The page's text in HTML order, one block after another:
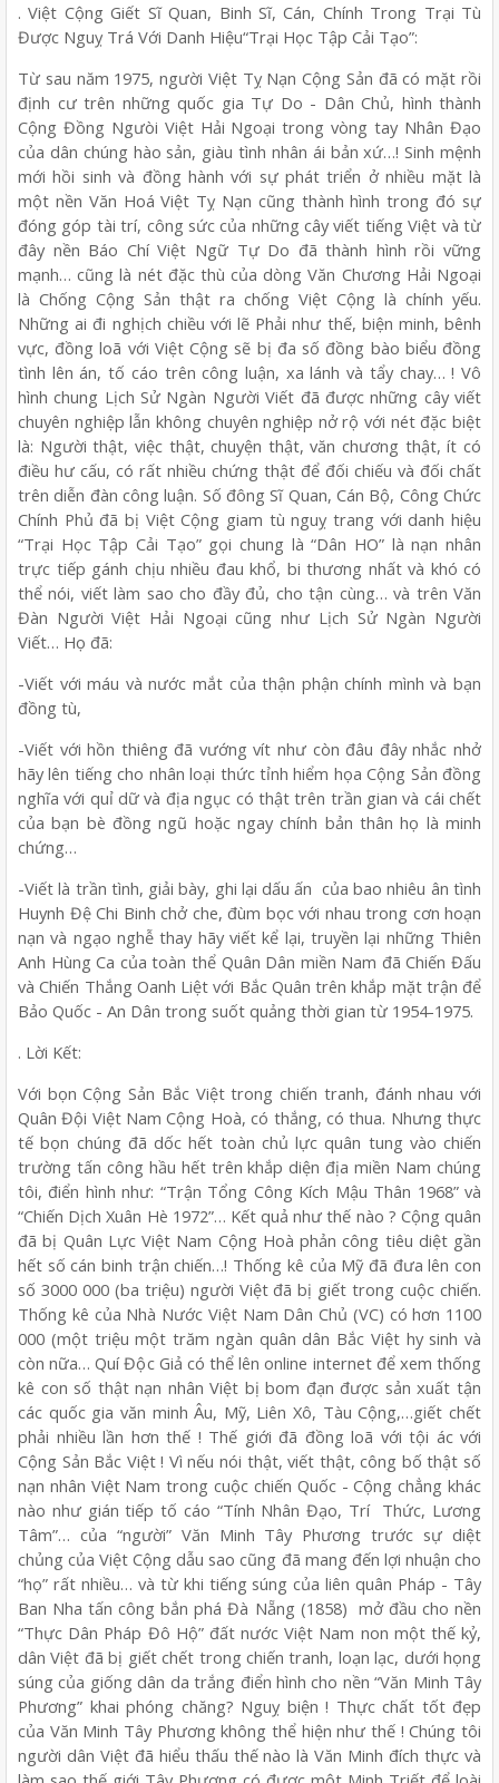
. Việt Cộng Giết Sĩ Quan, Binh Sĩ, Cán, Chính Trong Trại Tù
Được Nguỵ Trá Với Danh Hiệu“Trại Học Tập Cải Tạo”:
Từ sau năm 1975, người Việt Tỵ Nạn Cộng Sản đã có mặt rồi
định cư trên những quốc gia Tự Do - Dân Chủ, hình thành
Cộng Đồng Ngưòi Việt Hải Ngoại trong vòng tay Nhân Đạo
của dân chúng hào sản, giàu tình nhân ái bản xứ…! Sinh mệnh
mới hồi sinh và đồng hành với sự phát triển ở nhiều mặt là
một nền Văn Hoá Việt Tỵ Nạn cũng thành hình trong đó sự
đóng góp tài trí, công sức của những cây viết tiếng Việt và từ
đây nền Báo Chí Việt Ngữ Tự Do đã thành hình rồi vững
mạnh… cũng là nét đặc thù của dòng Văn Chương Hải Ngoại
là Chống Cộng Sản thật ra chống Việt Cộng là chính yếu.
Những ai đi nghịch chiều với lẽ Phải như thế, biện minh, bênh
vực, đồng loã với Việt Cộng sẽ bị đa số đồng bào biểu đồng
tình lên án, tố cáo trên công luận, xa lánh và tẩy chay… ! Vô
hình chung Lịch Sử Ngàn Người Viết đã được những cây viết
chuyên nghiệp lẫn không chuyên nghiệp nở rộ với nét đặc biệt
là: Người thật, việc thật, chuyện thật, văn chương thật, ít có
điều hư cấu, có rất nhiều chứng thật để đối chiếu và đối chất
trên diễn đàn công luận. Số đông Sĩ Quan, Cán Bộ, Công Chức
Chính Phủ đã bị Việt Cộng giam tù nguỵ trang với danh hiệu
“Trại Học Tập Cải Tạo” gọi chung là “Dân HO” là nạn nhân
trực tiếp gánh chịu nhiều đau khổ, bi thương nhất và khó có
thể nói, viết làm sao cho đầy đủ, cho tận cùng… và trên Văn
Đàn Người Việt Hải Ngoại cũng như Lịch Sử Ngàn Người
Viết… Họ đã:
-Viết với máu và nước mắt của thận phận chính mình và bạn
đồng tù,
-Viết với hồn thiêng đã vướng vít như còn đâu đây nhắc nhở
hãy lên tiếng cho nhân loại thức tỉnh hiểm họa Cộng Sản đồng
nghĩa với quỉ dữ và địa ngục có thật trên trần gian và cái chết
của bạn bè đồng ngũ hoặc ngay chính bản thân họ là minh
chứng…
-Viết là trần tình, giải bày, ghi lại dấu ấn của bao nhiêu ân tình
Huynh Đệ Chi Binh chở che, đùm bọc với nhau trong cơn hoạn
nạn và ngạo nghễ thay hãy viết kể lại, truyền lại những Thiên
Anh Hùng Ca của toàn thể Quân Dân miền Nam đã Chiến Đấu
và Chiến Thắng Oanh Liệt với Bắc Quân trên khắp mặt trận để
Bảo Quốc - An Dân trong suốt quảng thời gian từ 1954-1975.
. Lời Kết:
Với bọn Cộng Sản Bắc Việt trong chiến tranh, đánh nhau với
Quân Đội Việt Nam Cộng Hoà, có thắng, có thua. Nhưng thực
tế bọn chúng đã dốc hết toàn chủ lực quân tung vào chiến
trường tấn công hầu hết trên khắp diện địa miền Nam chúng
tôi, điển hình như: “Trận Tổng Công Kích Mậu Thân 1968” và
“Chiến Dịch Xuân Hè 1972”… Kết quả như thế nào ? Cộng quân
đã bị Quân Lực Việt Nam Cộng Hoà phản công tiêu diệt gần
hết số cán binh trận chiến…! Thống kê của Mỹ đã đưa lên con
số 3000 000 (ba triệu) người Việt đã bị giết trong cuộc chiến.
Thống kê của Nhà Nước Việt Nam Dân Chủ (VC) có hơn 1100
000 (một triệu một trăm ngàn quân dân Bắc Việt hy sinh và
còn nữa… Quí Độc Giả có thể lên online internet để xem thống
kê con số thật nạn nhân Việt bị bom đạn được sản xuất tận
các quốc gia văn minh Âu, Mỹ, Liên Xô, Tàu Cộng,…giết chết
phải nhiều lần hơn thế ! Thế giới đã đồng loã với tội ác với
Cộng Sản Bắc Việt ! Vì nếu nói thật, viết thật, công bố thật số
nạn nhân Việt Nam trong cuộc chiến Quốc - Cộng chẳng khác
nào như gián tiếp tố cáo “Tính Nhân Đạo, Trí Thức, Lương
Tâm”… của “người” Văn Minh Tây Phương trước sự diệt
chủng của Việt Cộng dẫu sao cũng đã mang đến lợi nhuận cho
“họ” rất nhiều… và từ khi tiếng súng của liên quân Pháp - Tây
Ban Nha tấn công bắn phá Đà Nẵng (1858) mở đầu cho nền
“Thực Dân Pháp Đô Hộ” đất nước Việt Nam non một thế kỷ,
dân Việt đã bị giết chết trong chiến tranh, loạn lạc, dưới họng
súng của giống dân da trắng điển hình cho nền “Văn Minh Tây
Phương” khai phóng chăng? Nguỵ biện ! Thực chất tốt đẹp
của Văn Minh Tây Phương không thể hiện như thế ! Chúng tôi
người dân Việt đã hiểu thấu thế nào là Văn Minh đích thực và